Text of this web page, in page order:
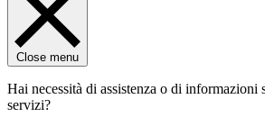
Close menu
Hai necessità di assistenza o di informazioni
servizi?